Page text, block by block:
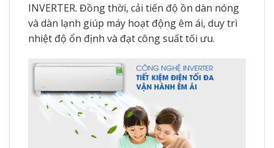
INVERTER. Đồng thời, cải tiến độ ồn dàn nóng
và dàn lạnh giúp máy hoạt động êm ái, duy trì
nhiệt độ ổn định và đạt công suất tối ưu.